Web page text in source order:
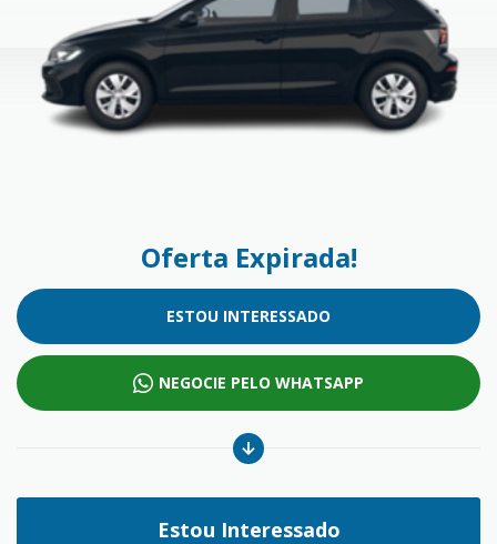
Oferta Expirada!
ESTOU INTERESSADO
NEGOCIE PELO WHATSAPP
Estou Interessado